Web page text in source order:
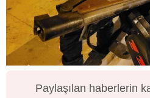
Paylaşılan haberlerin